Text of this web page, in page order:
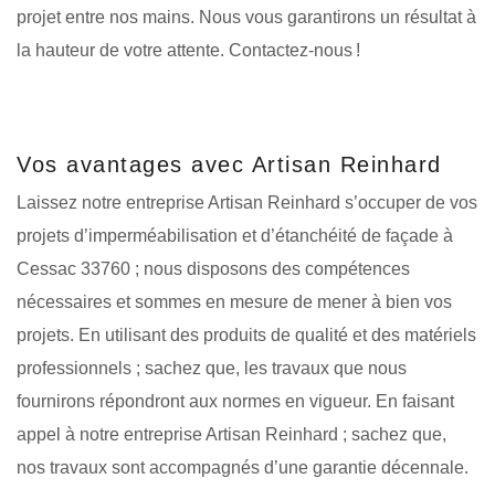
projet entre nos mains. Nous vous garantirons un résultat à
la hauteur de votre attente. Contactez-nous !
Vos avantages avec Artisan Reinhard
Laissez notre entreprise Artisan Reinhard s’occuper de vos
projets d’imperméabilisation et d’étanchéité de façade à
Cessac 33760 ; nous disposons des compétences
nécessaires et sommes en mesure de mener à bien vos
projets. En utilisant des produits de qualité et des matériels
professionnels ; sachez que, les travaux que nous
fournirons répondront aux normes en vigueur. En faisant
appel à notre entreprise Artisan Reinhard ; sachez que,
nos travaux sont accompagnés d’une garantie décennale.